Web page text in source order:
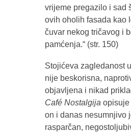
vrijeme pregazilo i sad
ovih oholih fasada kao
čuvar nekog tričavog i
pamćenja.“ (str. 150)
Stojićeva zagledanost
nije beskorisna,
objavljena i nikad
Café Nostalgija opisuje
on i danas nesumnjivo
rasparčan,